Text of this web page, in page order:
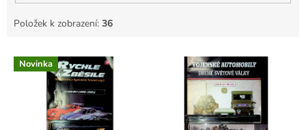
Položek k zobrazení: 36
V Novinka